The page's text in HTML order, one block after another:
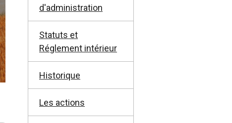
d'administration
Statuts et
Réglement intérieur
Historique
Les actions